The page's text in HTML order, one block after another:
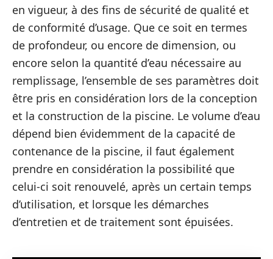
en vigueur, à des fins de sécurité de qualité et
de conformité d’usage. Que ce soit en termes
de profondeur, ou encore de dimension, ou
encore selon la quantité d’eau nécessaire au
remplissage, l’ensemble de ses paramètres doit
être pris en considération lors de la conception
et la construction de la piscine. Le volume d’eau
dépend bien évidemment de la capacité de
contenance de la piscine, il faut également
prendre en considération la possibilité que
celui-ci soit renouvelé, après un certain temps
d’utilisation, et lorsque les démarches
d’entretien et de traitement sont épuisées.